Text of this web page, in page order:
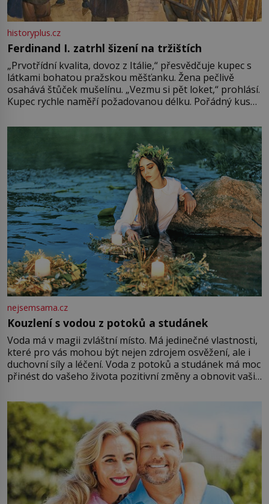
historyplus.cz
Ferdinand I. zatrhl šizení na tržištích
„Prvotřídní kvalita, dovoz z Itálie,“ přesvědčuje kupec s
látkami bohatou pražskou měšťanku. Žena pečlivě
osahává štůček mušelínu. „Vezmu si pět loket,“ prohlásí.
Kupec rychle naměří požadovanou délku. Pořádný kus
milostpaní. Stačí jenom na sukni,“ zhodnotí švadlena
množství růžového mušelínu. „Ošidili vás, podívejte.“
nejsemsama.cz
Kouzlení s vodou z potoků a studánek
Voda má v magii zvláštní místo. Má jedinečné vlastnosti,
které pro vás mohou být nejen zdrojem osvěžení, ale i
duchovní síly a léčení. Voda z potoků a studánek má moc
přinést do vašeho života pozitivní změny a obnovit vaši
můžete obohatit své rituály a přinést do svého života
větší harmonii a klid. Je důležité